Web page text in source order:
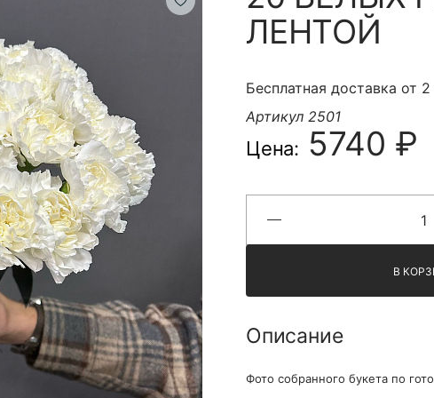
ЛЕНТОЙ
Бесплатная доставка от
Артикул 2501
Цена: 5740 ₽
В
Описание
Фото собранного букета по
КОНТАКТНЫЕ ДАННЫЕ
Я принимаю Политику конфиденциальности и
Правила использования сайта ФЛАВЭЛЬ. Мы не